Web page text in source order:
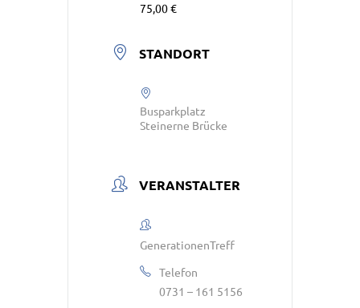
75,00 €
STANDORT
Busparkplatz
Steinerne Brücke
VERANSTALTER
GenerationenTreff
Telefon
0731 – 161 5156